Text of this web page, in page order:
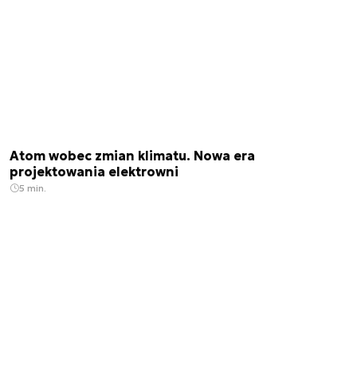
Atom wobec zmian klimatu. Nowa era
projektowania elektrowni
5 min.